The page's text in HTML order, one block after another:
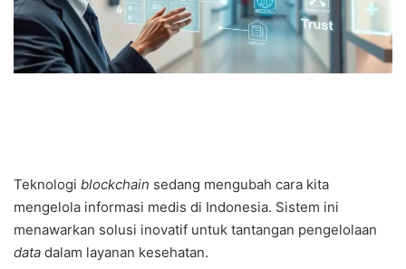
Teknologi blockchain sedang mengubah cara kita
mengelola informasi medis di Indonesia. Sistem ini
menawarkan solusi inovatif untuk tantangan pengelolaan
data dalam layanan kesehatan.